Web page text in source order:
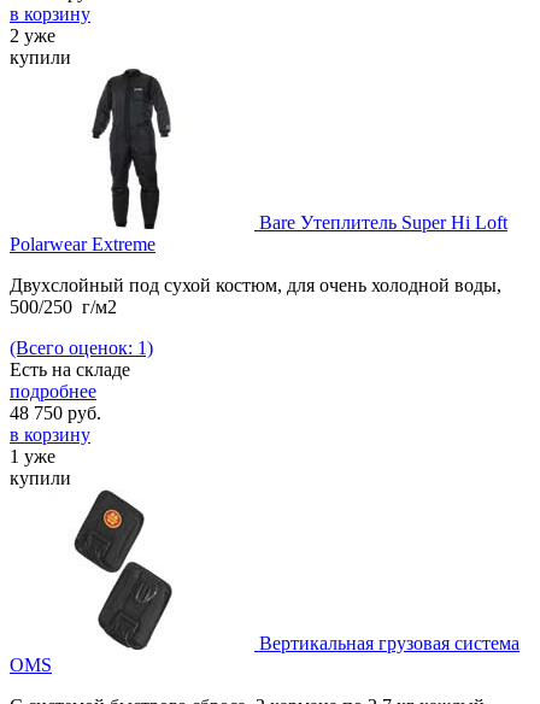
в корзину
2 уже
купили
Bare Утеплитель Super Hi Loft
Polarwear Extreme
Двухслойный под сухой костюм, для очень холодной воды,
500/250 г/м2
(Всего оценок: 1)
Есть на складе
подробнее
48 750 руб.
в корзину
1 уже
купили
Вертикальная грузовая система
OMS